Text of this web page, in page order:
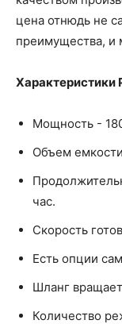
цена отнюдь не
преимущества, и
Характеристики
Мощность -
Объем
час.
Скорость
Есть опции
Шланг
Количество